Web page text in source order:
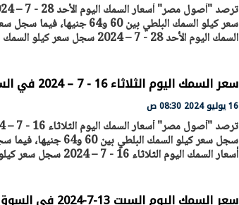
السمك اليوم الأحد 28 - 7 – 2024 سجل سعر كيلو السمك البلطي بين 60 و64 جنيها. سجل سعر كيلو السمك
سعر السمك اليوم الثلاثاء 16 - 7 – 2024 في السوق المصري
16 يوليو 2024 08:30 ص
أسعار السمك اليوم الثلاثاء 16 - 7 – 2024 سجل سعر كيلو السمك البلطي بين 60 و64 جنيها. سجل سعر كيلو
سعر السمك اليوم السبت 13-7-2024 في السوق المصرية